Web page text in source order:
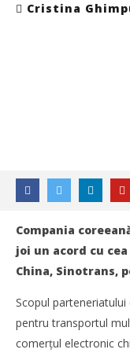
Cristina
Compania
joi un acord cu
China, Sinotrans,
Scopul
pentru transportul
comerțul electronic